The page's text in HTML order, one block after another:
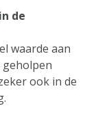
de
waarde aan
geholpen
ook in de